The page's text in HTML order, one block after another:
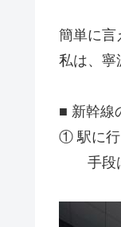
簡単に言
私は、寧
■ 新幹線
① 駅に行
手段は